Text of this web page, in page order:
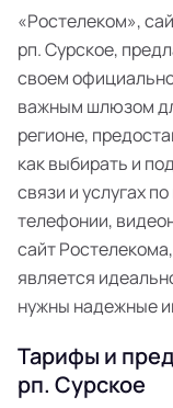
«Ростелеком»,
рп. Сурское,
своем
важным шлюзом
регионе,
как выбирать и
связи и услугах
телефонии,
сайт
является
нужны надежные
Тарифы и
рп. Сурское